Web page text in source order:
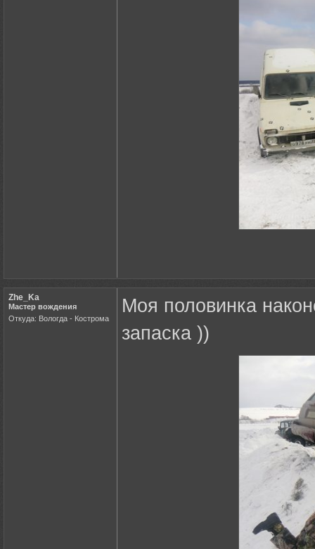
Zhe_Ka
Мастер вождения
Откуда: Вологда - Кострома
Моя половинка
запаска ))